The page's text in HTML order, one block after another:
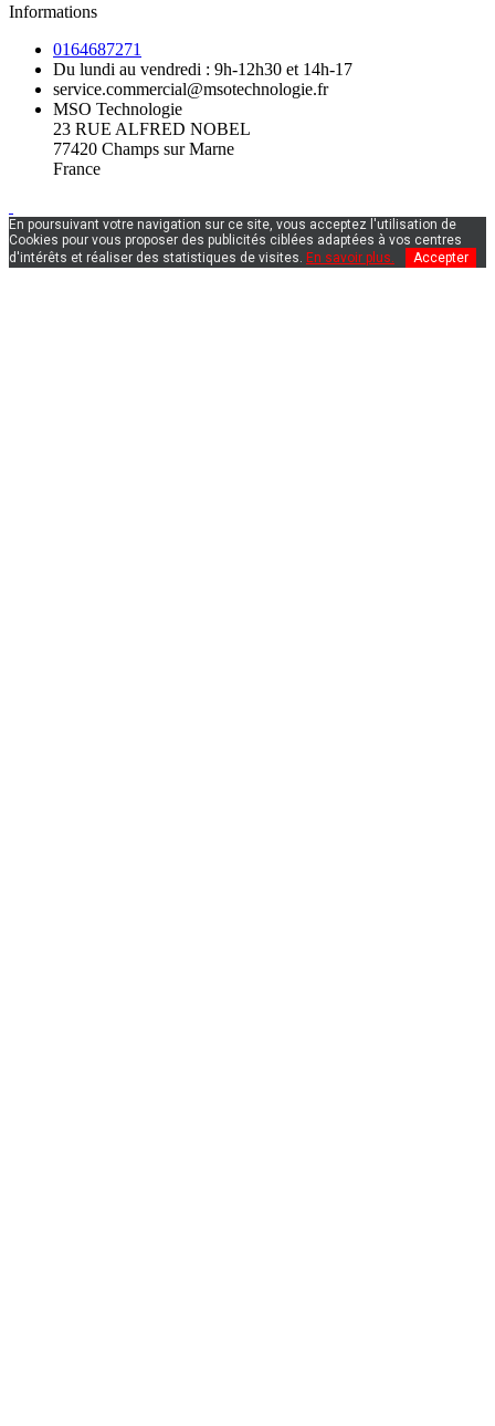
Informations
0164687271
Du lundi au vendredi : 9h-12h30 et 14h-17
service.commercial@msotechnologie.fr
MSO Technologie
23 RUE ALFRED NOBEL
77420 Champs sur Marne
France
En poursuivant votre navigation sur ce site, vous acceptez l'utilisation de
Cookies pour vous proposer des publicités ciblées adaptées à vos centres
d'intérêts et réaliser des statistiques de visites. En savoir plus. Accepter